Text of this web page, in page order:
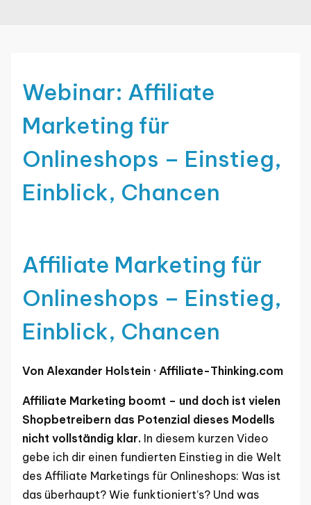
Webinar: Affiliate
Marketing für
Onlineshops – Einstieg,
Einblick, Chancen
Affiliate Marketing für
Onlineshops – Einstieg,
Einblick, Chancen
Von Alexander Holstein · Affiliate-Thinking.com
Affiliate Marketing boomt – und doch ist vielen
Shopbetreibern das Potenzial dieses Modells
nicht vollständig klar. In diesem kurzen Video
gebe ich dir einen fundierten Einstieg in die Welt
des Affiliate Marketings für Onlineshops: Was ist
das überhaupt? Wie funktioniert’s? Und was